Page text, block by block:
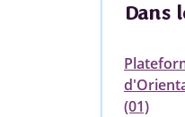
Dans
(01)